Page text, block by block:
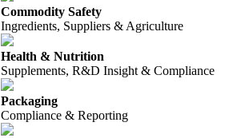
Commodity Safety
Ingredients, Suppliers & Agriculture
Health & Nutrition
Supplements, R&D Insight & Compliance
Packaging
Compliance & Reporting